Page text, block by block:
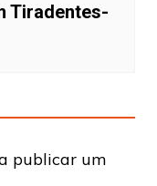
Tiradentes-
publicar um